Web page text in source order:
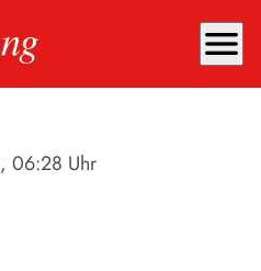
menu
, 06:28 Uhr